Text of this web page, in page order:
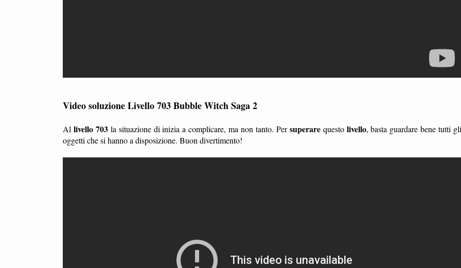
Video soluzione Livello 703 Bubble Witch Saga 2
Al livello 703la situazione di inizia a complicare, ma non tanto. Persuperarequesto livello, basta guardare bene tutti
oggetti che si hanno a disposizione. Buon divertimento!